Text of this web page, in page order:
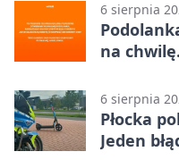
6 sierpnia
na
6 sierpnia
Płocka
Jeden